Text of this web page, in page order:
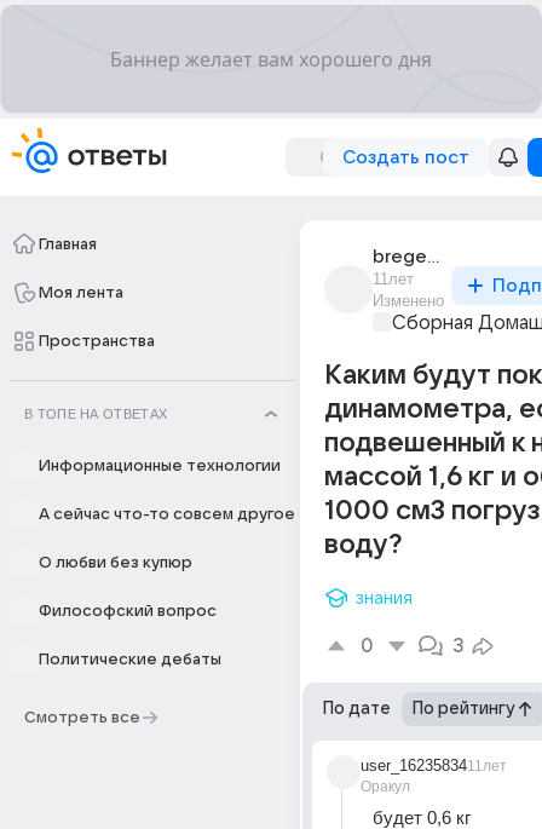
Создать пост
Главная
Моя лента
Пространства
В ТОПЕ НА ОТВЕТАХ
Информационные технологии
А сейчас что-то совсем другое
О любви без купюр
Философский вопрос
Политические дебаты
Смотреть все
bregeda_1
11лет
Изменено
Сборная
Каким будут
динамометра,
подвешенный к
массой 1,6 кг и
1000 см3
воду?
знания
0 3
По дате По рейтингу
user_16235834
Оракул
11лет
будет 0,6 кг